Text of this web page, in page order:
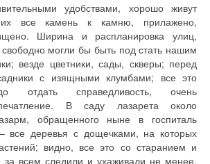
удобствами, хорошо живут
все камень к камню, прилажено,
Ширина и распланировка улиц,
могли бы быть под стать нашим
везде цветники, сады, скверы; перед
с изящными клумбами; все это
отдать справедливость, очень
В саду лазарета около
обращенного ныне в госпиталь
все деревья с дощечками, на которых
видно, все это со старанием и
всем следили и ухаживали не менее,